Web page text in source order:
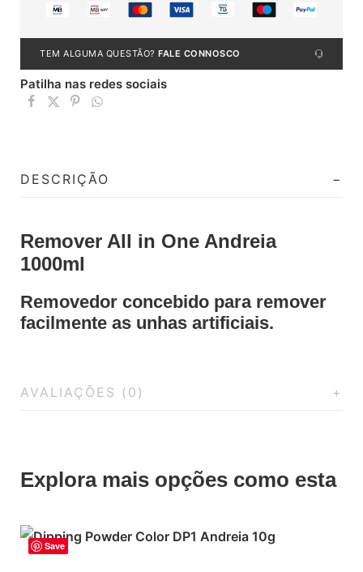
TEM ALGUMA QUESTÃO? FALE CONNOSCO
Patilha nas redes sociais
DESCRIÇÃO
Remover All in One Andreia
1000ml
Removedor concebido para remover
facilmente as unhas artificiais.
AVALIAÇÕES (0)
Explora mais opções como esta
Save